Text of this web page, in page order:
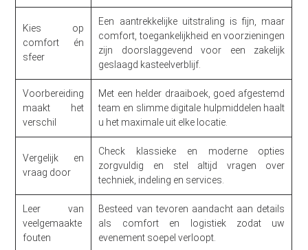
Kies op
comfort én
sfeer
Een aantrekkelijke uitstraling is fijn, maar
comfort, toegankelijkheid en voorzieningen
zijn doorslaggevend voor een zakelijk
geslaagd kasteelverblijf.
Voorbereiding
maakt het
verschil
Met een helder draaiboek, goed afgestemd
team en slimme digitale hulpmiddelen haalt
u het maximale uit elke locatie.
Vergelijk en
vraag door
Check klassieke en moderne opties
zorgvuldig en stel altijd vragen over
techniek, indeling en services.
Leer van
veelgemaakte
fouten
Besteed van tevoren aandacht aan details
als comfort en logistiek zodat uw
evenement soepel verloopt.